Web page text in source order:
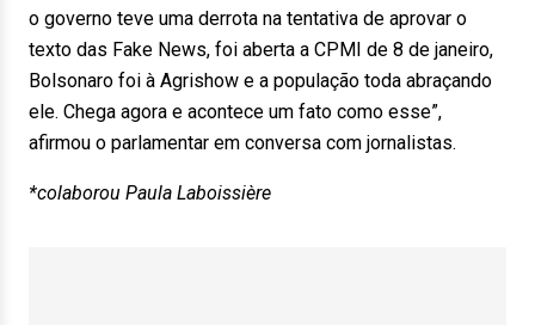
o governo teve uma derrota na tentativa de aprovar o
texto das Fake News, foi aberta a CPMI de 8 de janeiro,
Bolsonaro foi à Agrishow e a população toda abraçando
ele. Chega agora e acontece um fato como esse”,
afirmou o parlamentar em conversa com jornalistas.
*colaborou Paula Laboissière